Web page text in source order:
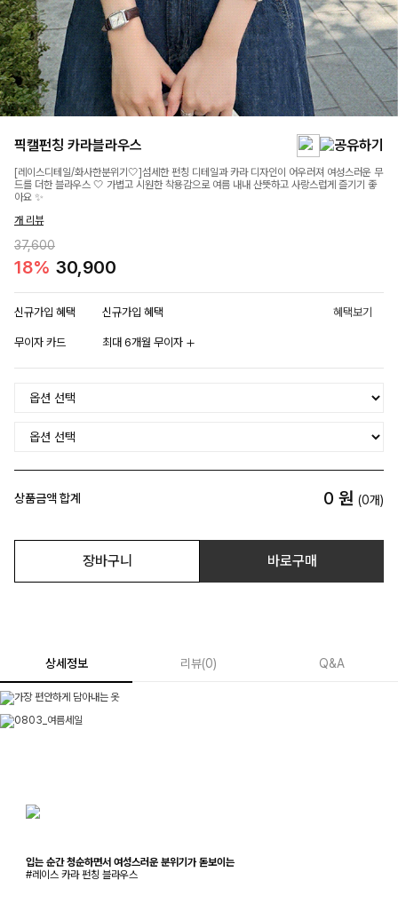
픽캘펀칭 카라블라우스
[레이스디테일/화사한분위기🤍]섬세한 펀칭 디테일과 카라 디자인이 어우러져 여성스러운 무
드를 더한 블라우스 🤍 가볍고 시원한 착용감으로 여름 내내 산뜻하고 사랑스럽게 즐기기 좋
아요 ✨
개 리뷰
37,600
18% 30,900
신규가입 혜택 신규가입 혜택 혜택보기
무이자 카드 최대 6개월 무이자
상품금액 합계 0 원 (0개)
장바구니 바로구매
상세정보 리뷰(0) Q&A
입는 순간 청순하면서 여성스러운 분위기가 돋보이는
#레이스 카라 펀칭 블라우스